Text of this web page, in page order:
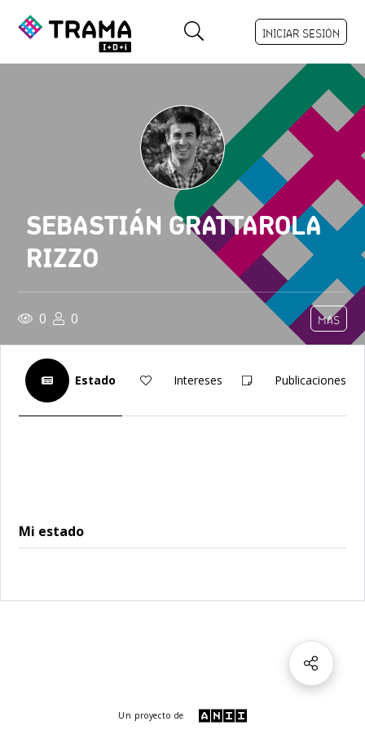
INICIAR SESIÓN
SEBASTIÁN GRATTAROLA
RIZZO
0 0 MÁS
Estado Intereses Publicaciones
Mi estado
Un proyecto de